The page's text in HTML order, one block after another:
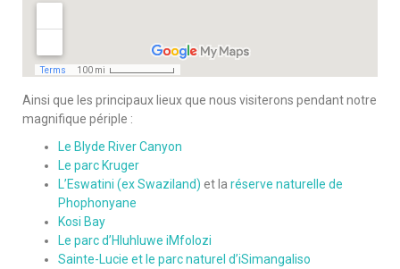
Ainsi que les principaux lieux que nous visiterons pendant notre
magnifique périple :
Le Blyde River Canyon
Le parc Kruger
L’Eswatini (ex Swaziland) et la réserve naturelle de
Phophonyane
Kosi Bay
Le parc d’Hluhluwe iMfolozi
Sainte-Lucie et le parc naturel d’iSimangaliso